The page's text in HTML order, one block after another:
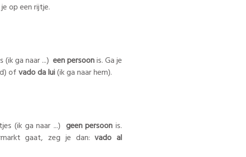
op een rijtje.
ga naar ...) een persoonis. Ga je
ofvado da lui(ik ga naar hem).
(ik ga naar ...) geen persoon is.
gaat, zeg je dan:vado al